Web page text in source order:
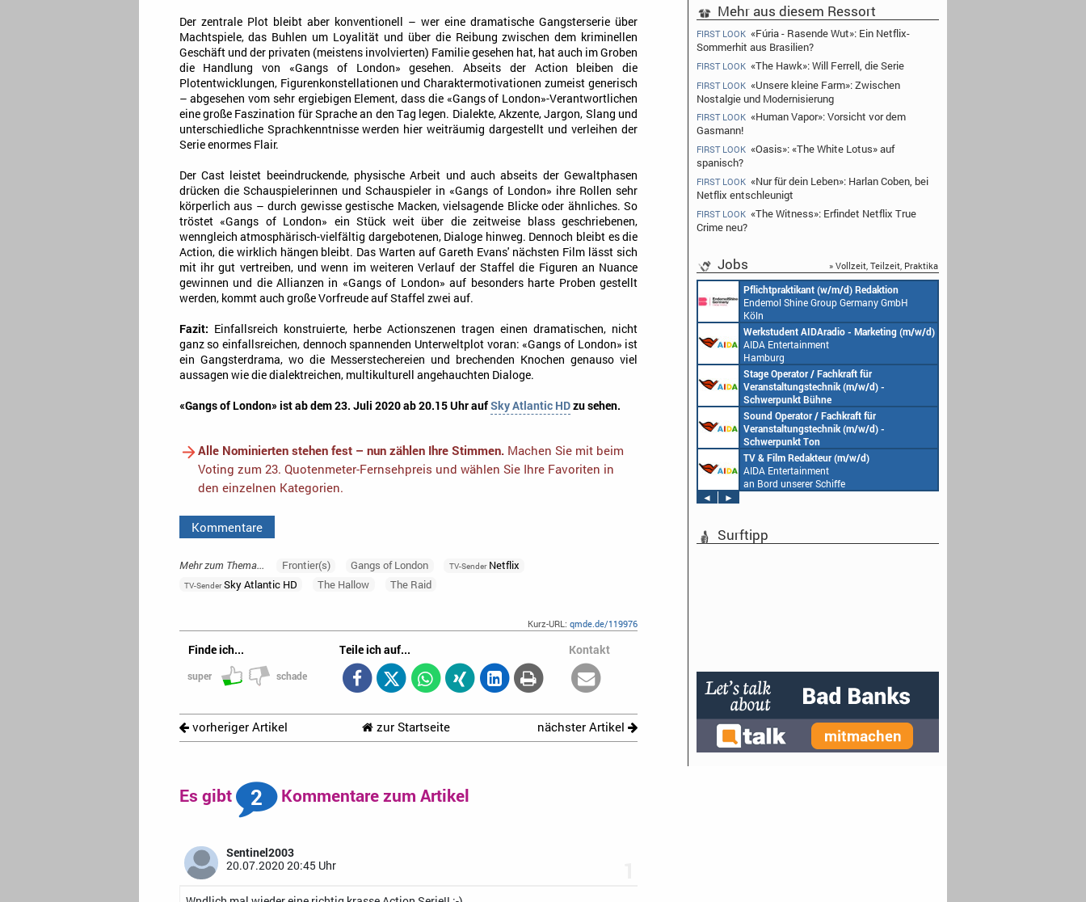
Der zentrale Plot bleibt aber konventionell – wer eine dramatische Gangsterserie über
Machtspiele, das Buhlen um Loyalität und über die Reibung zwischen dem kriminellen
Geschäft und der privaten (meistens involvierten) Familie gesehen hat, hat auch im Groben
die Handlung von «Gangs of London» gesehen. Abseits der Action bleiben die
Plotentwicklungen, Figurenkonstellationen und Charaktermotivationen zumeist generisch
– abgesehen vom sehr ergiebigen Element, dass die «Gangs of London»-Verantwortlichen
eine große Faszination für Sprache an den Tag legen. Dialekte, Akzente, Jargon, Slang und
unterschiedliche Sprachkenntnisse werden hier weiträumig dargestellt und verleihen der
Serie enormes Flair.
Der Cast leistet beeindruckende, physische Arbeit und auch abseits der Gewaltphasen
drücken die Schauspielerinnen und Schauspieler in «Gangs of London» ihre Rollen sehr
körperlich aus – durch gewisse gestische Macken, vielsagende Blicke oder ähnliches. So
tröstet «Gangs of London» ein Stück weit über die zeitweise blass geschriebenen,
wenngleich atmosphärisch-vielfältig dargebotenen, Dialoge hinweg. Dennoch bleibt es die
Action, die wirklich hängen bleibt. Das Warten auf Gareth Evans' nächsten Film lässt sich
mit ihr gut vertreiben, und wenn im weiteren Verlauf der Staffel die Figuren an Nuance
gewinnen und die Allianzen in «Gangs of London» auf besonders harte Proben gestellt
werden, kommt auch große Vorfreude auf Staffel zwei auf.
Fazit: Einfallsreich konstruierte, herbe Actionszenen tragen einen dramatischen, nicht
ganz so einfallsreichen, dennoch spannenden Unterweltplot voran: «Gangs of London» ist
ein Gangsterdrama, wo die Messerstechereien und brechenden Knochen genauso viel
aussagen wie die dialektreichen, multikulturell angehauchten Dialoge.
«Gangs of London» ist ab dem 23. Juli 2020 ab 20.15 Uhr aufSky Atlantic HDzu sehen.
Alle Nominierten stehen fest – nun zählen Ihre Stimmen.Machen Sie mit beim
Voting zum 23. Quotenmeter-Fernsehpreis und wählen Sie Ihre Favoriten in
den einzelnen Kategorien.
Kommentare
Mehr zum Thema... Frontier(s) Gangs of London TV-SenderNetflix
TV-SenderSky Atlantic HD The Hallow The Raid
Kurz-URL:qmde.de/119976
Finde ich...
super schade
Teile ich auf... Kontakt
vorheriger Artikel zur Startseite nächster Artikel
Es gibt 2 Kommentare zum Artikel
Sentinel2003
20.07.2020 20:45 Uhr
Mehr aus diesem Ressort
FIRST LOOK «Fúria - Rasende Wut»: Ein Netflix-
Sommerhit aus Brasilien?
FIRST LOOK «The Hawk»: Will Ferrell, die Serie
FIRST LOOK «Unsere kleine Farm»: Zwischen
Nostalgie und Modernisierung
FIRST LOOK «Human Vapor»: Vorsicht vor dem
Gasmann!
FIRST LOOK «Oasis»: «The White Lotus» auf
spanisch?
FIRST LOOK «Nur für dein Leben»: Harlan Coben, bei
Netflix entschleunigt
FIRST LOOK «The Witness»: Erfindet Netflix True
Crime neu?
Jobs » Vollzeit, Teilzeit, Praktika
Pflichtpraktikant (w/m/d) Redaktion
Endemol Shine Group Germany GmbH
Werkstudent AIDAradio - Marketing (m/w/d)
AIDA Entertainment
Stage Operator / Fachkraft für
Veranstaltungstechnik (m/w/d) -
Schwerpunkt Bühne
AIDA Entertainment
an Bord unserer Schiffe
Sound Operator / Fachkraft für
Veranstaltungstechnik (m/w/d) -
Schwerpunkt Ton
AIDA Entertainment
an Bord unserer Schiffe
TV & Film Redakteur (m/w/d)
AIDA Entertainment
an Bord unserer Schiffe
Köln
Senior Video Producer/ 1st TV
◄
►
Surftipp